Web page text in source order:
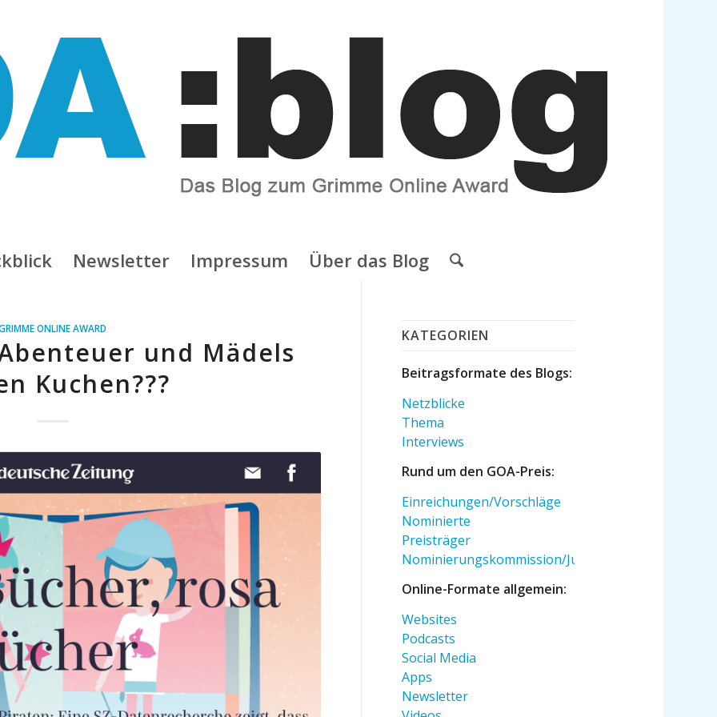
Newsletter Impressum Über das Blog
ONLINE AWARD
und Mädels
Kuchen???
KATEGORIEN
Beitragsformate des Blogs:
Netzblicke
Thema
Interviews
Rund um den GOA-Preis:
Einreichungen/Vorschläge
Nominierte
Preisträger
Nominierungskommission/Jury
Online-Formate allgemein:
Websites
Podcasts
Social Media
Apps
Newsletter